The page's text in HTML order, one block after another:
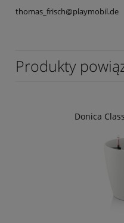
thomas_frisch@playmobil.de
Produkty
Donica